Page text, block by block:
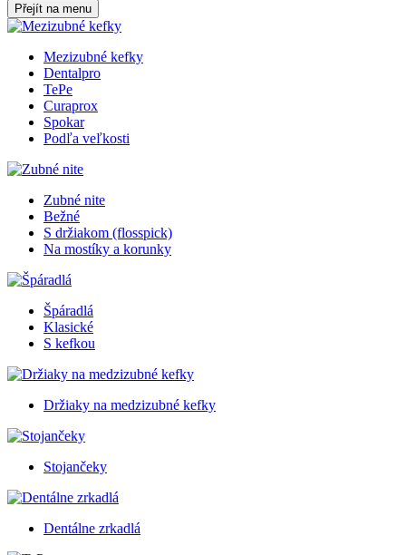
Přejít na menu
Mezizubné kefky
Dentalpro
TePe
Curaprox
Spokar
Podľa veľkosti
Zubné nite
Bežné
S držiakom (flosspick)
Na mostíky a korunky
Špáradlá
Klasické
S kefkou
Držiaky na medzizubné kefky
Stojančeky
Dentálne zrkadlá